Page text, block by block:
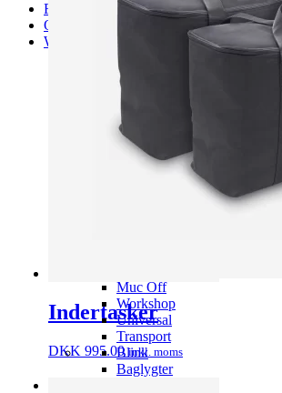
Forside
QJ MOTOR
Webshop
Armor Undertøj
Bandana
Jakker
Handsker
Åbne Hjelme
Lukket Hjelme
Regntøj
Muc Off
Workshop
Universal
Transport
Blink
Baglygter
Indertasker
DKK 995.00 inkl. moms